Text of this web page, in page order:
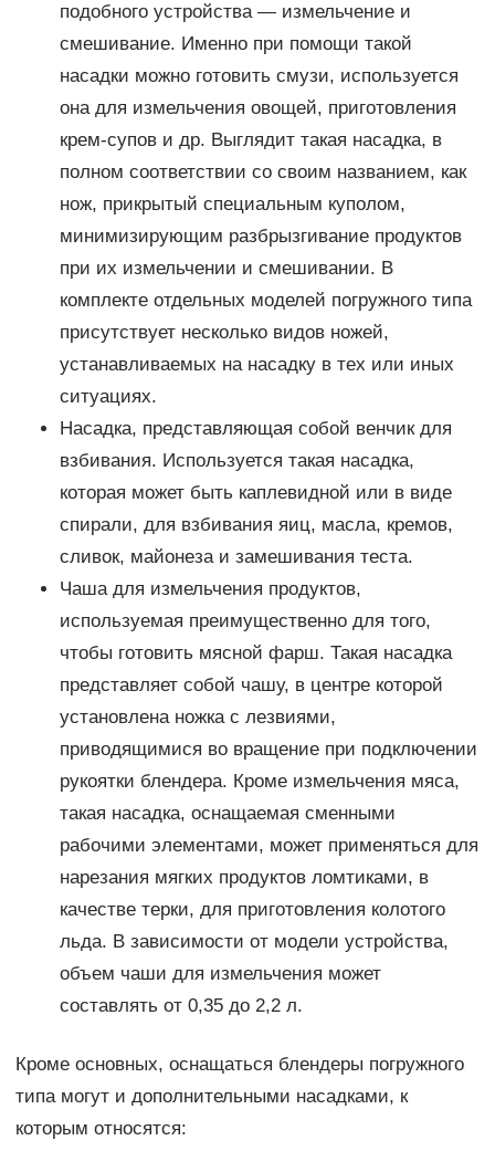
подобного устройства — измельчение и
смешивание. Именно при помощи такой
насадки можно готовить смузи, используется
она для измельчения овощей, приготовления
крем-супов и др. Выглядит такая насадка, в
полном соответствии со своим названием, как
нож, прикрытый специальным куполом,
минимизирующим разбрызгивание продуктов
при их измельчении и смешивании. В
комплекте отдельных моделей погружного типа
присутствует несколько видов ножей,
устанавливаемых на насадку в тех или иных
ситуациях.
Насадка, представляющая собой венчик для
взбивания. Используется такая насадка,
которая может быть каплевидной или в виде
спирали, для взбивания яиц, масла, кремов,
сливок, майонеза и замешивания теста.
Чаша для измельчения продуктов,
используемая преимущественно для того,
чтобы готовить мясной фарш. Такая насадка
представляет собой чашу, в центре которой
установлена ножка с лезвиями,
приводящимися во вращение при подключении
рукоятки блендера. Кроме измельчения мяса,
такая насадка, оснащаемая сменными
рабочими элементами, может применяться для
нарезания мягких продуктов ломтиками, в
качестве терки, для приготовления колотого
льда. В зависимости от модели устройства,
объем чаши для измельчения может
составлять от 0,35 до 2,2 л.
Кроме основных, оснащаться блендеры погружного
типа могут и дополнительными насадками, к
которым относятся: